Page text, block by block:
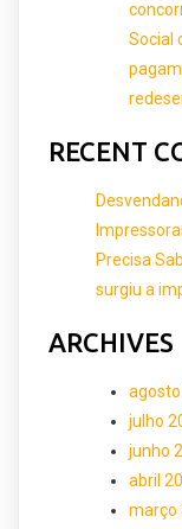
Social
RECENT
Precisa
surgiu a
ARCHIVES
julho
junho
abril
março